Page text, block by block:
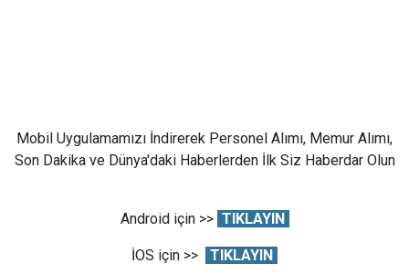
Mobil Uygulamamızı İndirerek Personel Alımı, Memur Alımı,
Son Dakika ve Dünya'daki Haberlerden İlk Siz Haberdar Olun
Android için >> TIKLAYIN
İOS için >> TIKLAYIN